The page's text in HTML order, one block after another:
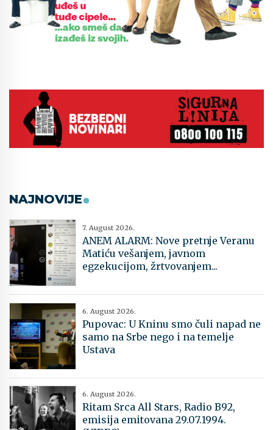
NAJNOVIJE
7. August 2026.
ANEM ALARM: Nove pretnje Veranu
Matiću vešanjem, javnom
egzekucijom, žrtvovanjem...
6. August 2026.
Pupovac: U Kninu smo čuli napad ne
samo na Srbe nego i na temelje
Ustava
6. August 2026.
Ritam Srca All Stars, Radio B92,
emisija emitovana 29.07.1994.